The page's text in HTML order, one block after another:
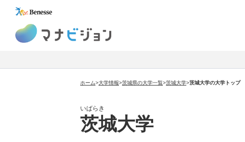
ホーム>大学情報>茨城県の大学一覧>茨城大学>茨城大学の大学トップ
いばらき
茨城大学